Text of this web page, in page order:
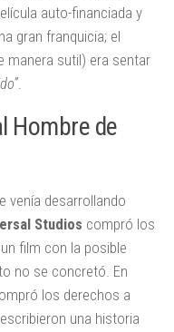
auto-financiada y
gran franquicia; el
manera sutil) era sentar
.
Hombre de
venía desarrollando
Studios compró los
film con la posible
no se concretó. En
los derechos a
una historia